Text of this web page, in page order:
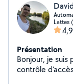
Lattes
Présentation
Bonjour, je
contrôle